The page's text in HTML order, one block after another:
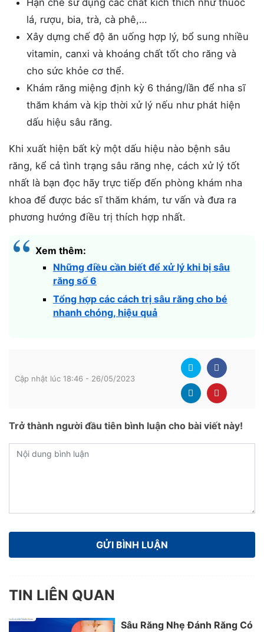
lá, rượu, bia, trà, cà phê,…
Xây dựng chế độ ăn uống hợp lý, bổ sung nhiều
vitamin, canxi và khoáng chất tốt cho răng và
cho sức khỏe cơ thể.
Khám răng miệng định kỳ 6 tháng/lần để nha sĩ
thăm khám và kịp thời xử lý nếu như phát hiện
dấu hiệu sâu răng.
Khi xuất hiện bất kỳ một dấu hiệu nào bệnh sâu
răng, kể cả tình trạng sâu răng nhẹ, cách xử lý tốt
nhất là bạn đọc hãy trực tiếp đến phòng khám nha
khoa để được bác sĩ thăm khám, tư vấn và đưa ra
phương hướng điều trị thích hợp nhất.
Xem thêm:
Những điều cần biết để xử lý khi bị sâu
răng số 6
Tổng hợp các cách trị sâu răng cho bé
nhanh chóng, hiệu quả
Cập nhật lúc 18:46 - 26/05/2023
Trở thành người đầu tiên bình luận cho bài viết này!
TIN LIÊN QUAN
Sâu Răng Nhẹ Đánh Răng Có